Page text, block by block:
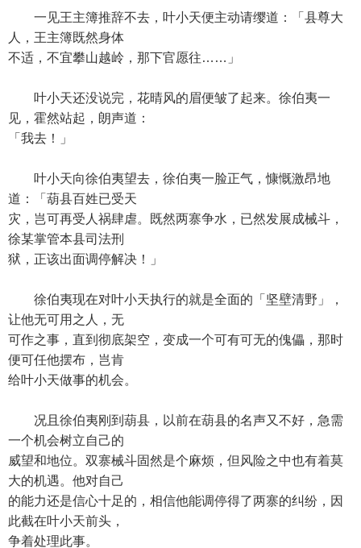
一见王主簿推辞不去，叶小天便主动请缨道：「县尊大
人，王主簿既然身体
不适，不宜攀山越岭，那下官愿往……」
叶小天还没说完，花晴风的眉便皱了起来。徐伯夷一
见，霍然站起，朗声道：
「我去！」
叶小天向徐伯夷望去，徐伯夷一脸正气，慷慨激昂地
道：「葫县百姓已受天
灾，岂可再受人祸肆虐。既然两寨争水，已然发展成械斗，
徐某掌管本县司法刑
狱，正该出面调停解决！」
徐伯夷现在对叶小天执行的就是全面的「坚壁清野」，
让他无可用之人，无
可作之事，直到彻底架空，变成一个可有可无的傀儡，那时
便可任他摆布，岂肯
给叶小天做事的机会。
况且徐伯夷刚到葫县，以前在葫县的名声又不好，急需
一个机会树立自己的
威望和地位。双寨械斗固然是个麻烦，但风险之中也有着莫
大的机遇。他对自己
的能力还是信心十足的，相信他能调停得了两寨的纠纷，因
此截在叶小天前头，
争着处理此事。